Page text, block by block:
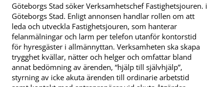
Göteborgs Stad söker Verksamhetschef Fastighetsjouren. i
Göteborgs Stad. Enligt annonsen handlar rollen om att
leda och utveckla Fastighetsjouren, som hanterar
felanmälningar och larm per telefon utanför kontorstid
för hyresgäster i allmännyttan. Verksamheten ska skapa
trygghet kvällar, nätter och helger och omfattar bland
annat bedömning av ärenden, “hjälp till självhjälp”,
styrning av icke akuta ärenden till ordinarie arbetstid